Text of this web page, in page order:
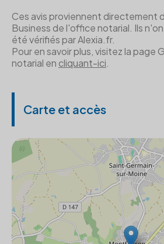
Ces avis proviennent directement
Business de l'office notarial. Ils
été vérifiés par Alexia.fr.
Pour en savoir plus, visitez la page
notarial en cliquant-ici.
Carte et accès